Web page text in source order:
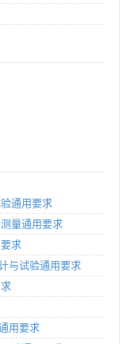
通用要求
量通用要求
求
与试验通用要求
用要求